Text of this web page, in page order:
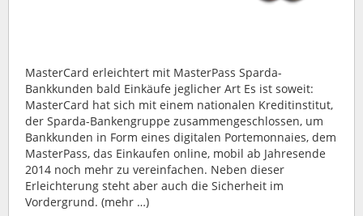
MasterCard erleichtert mit MasterPass Sparda-
Bankkunden bald Einkäufe jeglicher Art Es ist soweit:
MasterCard hat sich mit einem nationalen Kreditinstitut,
der Sparda-Bankengruppe zusammengeschlossen, um
Bankkunden in Form eines digitalen Portemonnaies, dem
MasterPass, das Einkaufen online, mobil ab Jahresende
2014 noch mehr zu vereinfachen. Neben dieser
Erleichterung steht aber auch die Sicherheit im
Vordergrund. (mehr …)